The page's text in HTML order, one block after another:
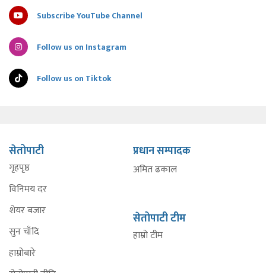
Subscribe YouTube Channel
Follow us on Instagram
Follow us on Tiktok
सेतोपाटी
गृहपृष्ठ
विनिमय दर
शेयर बजार
सुन चाँदि
हाम्रोबारे
प्रधान सम्पादक
अमित ढकाल
सेतोपाटी टीम
हाम्रो टीम